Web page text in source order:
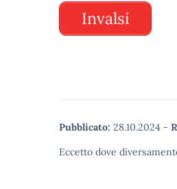
Invalsi
Pubblicato: 28.10.2024 -
Eccetto dove